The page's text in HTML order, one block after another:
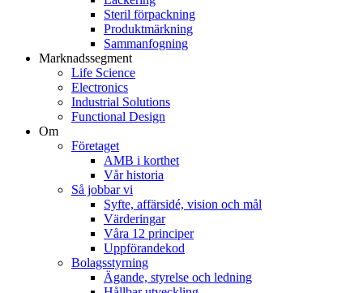
Steril förpackning
Produktmärkning
Sammanfogning
Marknadssegment
Life Science
Electronics
Industrial Solutions
Functional Design
Om
Företaget
AMB i korthet
Vår historia
Så jobbar vi
Syfte, affärsidé, vision och mål
Värderingar
Våra 12 principer
Uppförandekod
Bolagsstyrning
Ägande, styrelse och ledning